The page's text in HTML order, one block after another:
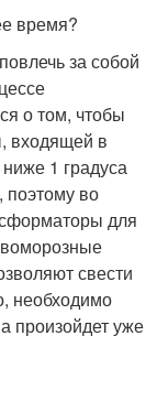
время?
за собой
о том, чтобы
входящей в
1 градуса
поэтому во
для
свести
необходимо
произойдет уже